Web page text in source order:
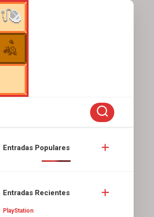
Entradas Populares
Entradas Recientes
PlayStation